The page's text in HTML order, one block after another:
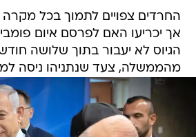
החרדים צפויים לתמוך בכל
אך יכריעו האם לפרסם איום
הגיוס לא יעבור בתוך שלושה
מהממשלה, צעד שנתניהו ניסה